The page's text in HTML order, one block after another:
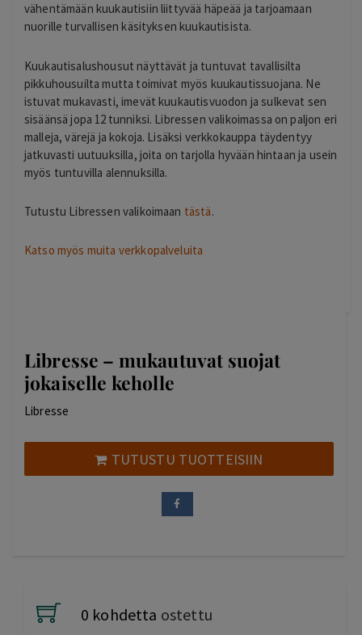
vähentämään kuukautisiin liittyvää häpeää ja tarjoamaan
nuorille turvallisen käsityksen kuukautisista.
Kuukautisalushousut näyttävät ja tuntuvat tavallisilta
pikkuhousuilta mutta toimivat myös kuukautissuojana. Ne
istuvat mukavasti, imevät kuukautisvuodon ja sulkevat sen
sisäänsä jopa 12 tunniksi. Libressen valikoimassa on paljon eri
malleja, värejä ja kokoja. Lisäksi verkkokauppa täydentyy
jatkuvasti uutuuksilla, joita on tarjolla hyvään hintaan ja usein
myös tuntuvilla alennuksilla.
Tutustu Libressen valikoimaan tästä.
Katso myös muita verkkopalveluita
Libresse – mukautuvat suojat
jokaiselle keholle
Libresse
TUTUSTU TUOTTEISIIN
0 kohdetta ostettu